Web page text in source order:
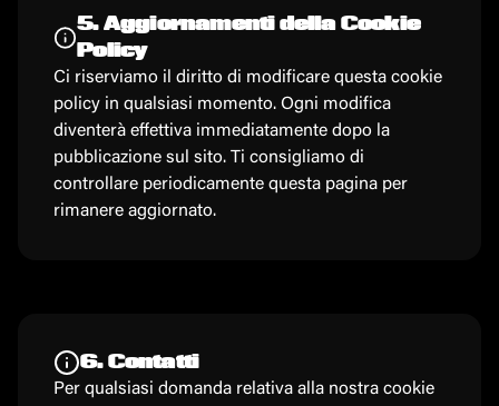
5. Aggiornamenti della Cookie
Policy
Ci riserviamo il diritto di modificare questa cookie
policy in qualsiasi momento. Ogni modifica
diventerà effettiva immediatamente dopo la
pubblicazione sul sito. Ti consigliamo di
controllare periodicamente questa pagina per
rimanere aggiornato.
6. Contatti
Per qualsiasi domanda relativa alla nostra cookie